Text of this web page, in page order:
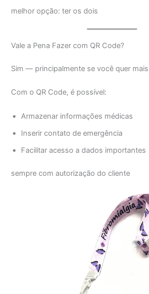
melhor opção: ter os dois
Vale a Pena Fazer com QR Code?
Sim — principalmente se você quer
Com o QR Code, é possível:
Armazenar informações médicas
Inserir contato de emergência
Facilitar acesso a dados importantes
sempre com autorização do cliente